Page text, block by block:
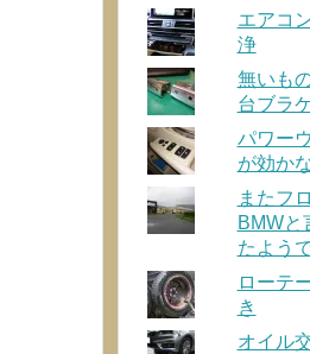
エアコ
浄
無いも
台ブラ
パワー
が効か
またフ
BMWと
たよう
ローテ
き
オイル